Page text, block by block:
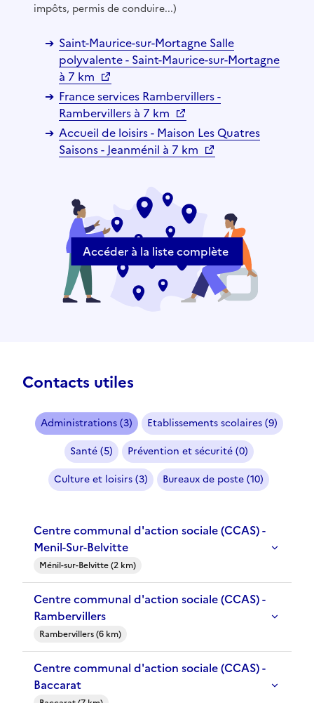
impôts, permis de conduire...)
Saint-Maurice-sur-Mortagne Salle
polyvalente - Saint-Maurice-sur-Mortagne
à 7 km
France services Rambervillers -
Rambervillers à 7 km
Accueil de loisirs - Maison Les Quatres
Saisons - Jeanménil à 7 km
Accéder à la liste complète
Contacts utiles
Administrations (3)
Etablissements scolaires (9)
Santé (5)
Prévention et sécurité (0)
Culture et loisirs (3)
Bureaux de poste (10)
Centre communal d'action sociale (CCAS) -
Menil-Sur-Belvitte
Ménil-sur-Belvitte (2 km)
Centre communal d'action sociale (CCAS) -
Rambervillers
Rambervillers (6 km)
Centre communal d'action sociale (CCAS) -
Baccarat